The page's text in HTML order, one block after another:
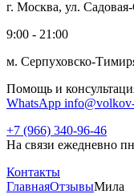
г. Москва, ул.
9:00 - 21:00
м. Серпуховско-
Помощь и
WhatsApp
+7 (966) 340-96-46
На связи ежедневно
Контакты
ГлавнаяОтзывыМила